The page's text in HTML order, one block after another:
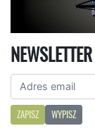
NEWSLETTER
ZAPISZ WYPISZ